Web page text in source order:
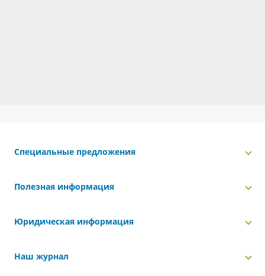
Специальные предложения
Полезная информация
Юридическая информация
Наш журнал